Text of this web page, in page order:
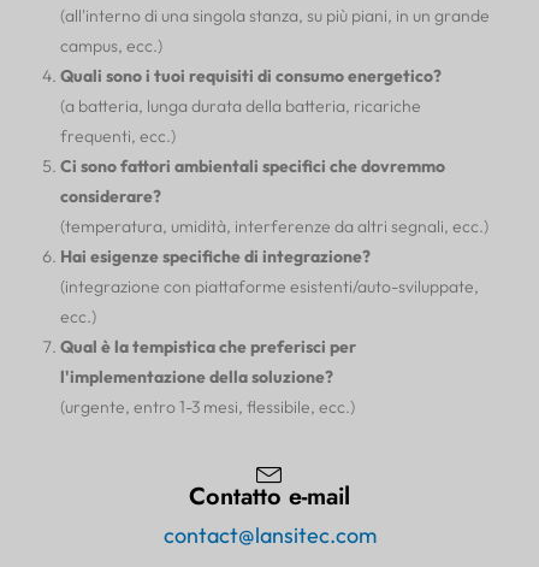
(all'interno di una singola stanza, su più piani, in un grande
campus, ecc.)
Quali sono i tuoi requisiti di consumo energetico?
(a batteria, lunga durata della batteria, ricariche
frequenti, ecc.)
Ci sono fattori ambientali specifici che dovremmo
considerare?
(temperatura, umidità, interferenze da altri segnali, ecc.)
Hai esigenze specifiche di integrazione?
(integrazione con piattaforme esistenti/auto-sviluppate,
ecc.)
Qual è la tempistica che preferisci per
l'implementazione della soluzione?
(urgente, entro 1-3 mesi, flessibile, ecc.)
Contatto e-mail
contact@lansitec.com